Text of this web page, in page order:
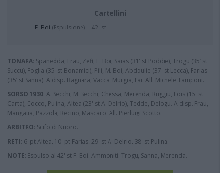
Cartellini
F. Boi (Espulsione) 42' st
TONARA: Spanedda, Frau, Zefi, F. Boi, Saias (31' st Poddie), Trogu (35’ st
Succu), Foglia (35' st Bonamici), Pili, M. Boi, Abdoulie (37' st Lecca), Farias
(35’ st Sanna). A disp. Bagnara, Vacca, Murgia, Lai. All. Michele Tamponi.
SORSO 1930: A. Secchi, M. Secchi, Chessa, Merenda, Ruggiu, Fois (15' st
Carta), Cocco, Pulina, Altea (23' st A. Delrio), Tedde, Delogu. A disp. Frau,
Mangatia, Pazzola, Recino, Mascaro. All. Pierluigi Scotto.
ARBITRO: Scifo di Nuoro.
RETI: 6' pt Altea, 10' pt Farias, 29' st A. Delrio, 38' st Pulina.
NOTE: Espulso al 42' st F. Boi. Ammoniti: Trogu, Sanna, Merenda.